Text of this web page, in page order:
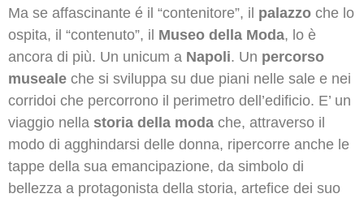
Ma se affascinante é il “contenitore”, il palazzo che lo
ospita, il “contenuto”, il Museo della Moda, lo è
ancora di più. Un unicum a Napoli. Un percorso
museale che si sviluppa su due piani nelle sale e nei
corridoi che percorrono il perimetro dell’edificio. E’ un
viaggio nella storia della moda che, attraverso il
modo di agghindarsi delle donna, ripercorre anche le
tappe della sua emancipazione, da simbolo di
bellezza a protagonista della storia, artefice dei suo